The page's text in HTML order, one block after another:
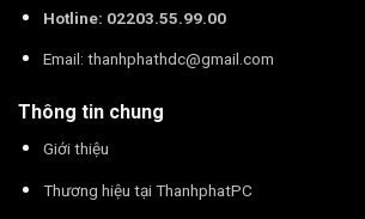
Hotline: 02203.55.99.00
Email: thanhphathdc@gmail.com
Thông tin chung
Giới thiệu
Thương hiệu tại ThanhphatPC